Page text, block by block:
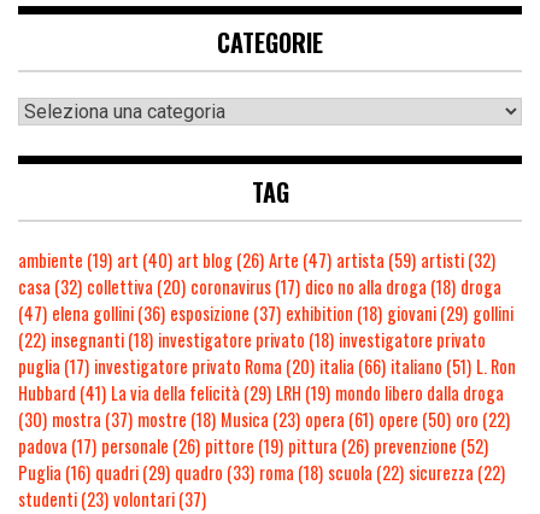
CATEGORIE
TAG
ambiente (19) art (40) art blog(26)Arte (47) artista (59) artisti(32)
casa (32) collettiva (20) coronavirus(17) dico no alla droga (18) droga
(47) elena gollini(36) esposizione (37) exhibition (18) giovani(29) gollini
(22) insegnanti(18) investigatore privato (18) investigatore privato
puglia (17) investigatore privato Roma (20) italia (66) italiano (51) L. Ron
Hubbard (41) La via della felicità (29) LRH (19) mondo libero dalla droga
(30) mostra (37) mostre (18) Musica (23) opera (61) opere (50) oro (22)
padova (17) personale (26) pittore (19) pittura (26) prevenzione (52)
Puglia (16) quadri(29) quadro (33) roma (18) scuola (22) sicurezza (22)
studenti(23)volontari(37)